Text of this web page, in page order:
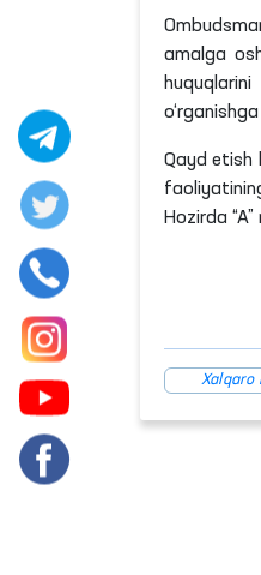
amalga
Qayd etish
Hozirda
Xalqaro